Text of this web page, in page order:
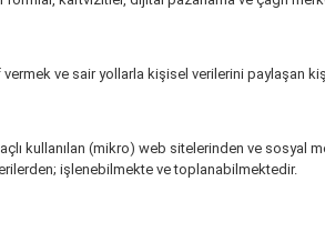
ve sair yollarla kişisel verilerini paylaşan
kullanılan (mikro) web sitelerinden ve sosyal
işlenebilmekte ve toplanabilmektedir.